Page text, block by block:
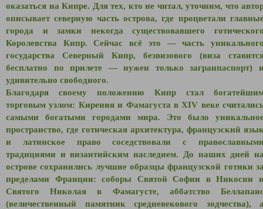
оказаться на Кипре. Для тех, кто не читал, уточним, что
описывает северную часть острова, где процветали
города и замки некогда существовавшего
Королевства Кипр. Сейчас всё это — часть
государства Северный Кипр, безвизового (виза
бесплатно по прилете —нужен только загранпаспорт)
удивительно свободного.
Благодаря своему положению Кипр стал
торговым узлом: Кирения и Фамагуста в XIV веке
самыми богатыми городами мира. Это было
пространство, где готическая архитектура, французский
и латинское право соседствовали с
традициями и византийским наследием. До наших дней
острове сохранились лучшие образцы французской готики
пределами Франции: соборы Святой Софии в Никосии
Святого Николая в Фамагусте, аббатство
(величественный памятник средневекового зодчества),